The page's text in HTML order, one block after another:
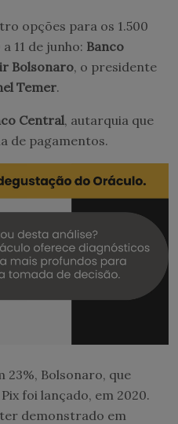
opções para os 1.500
11 de junho: Banco
Bolsonaro, o presidente
Temer.
Central, autarquia que
de pagamentos.
23%, Bolsonaro, que
foi lançado, em 2020.
demonstrado em